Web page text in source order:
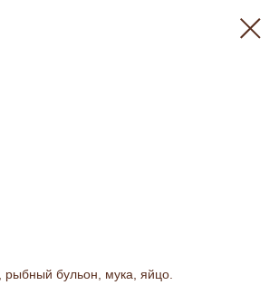
рыбный бульон, мука, яйцо.